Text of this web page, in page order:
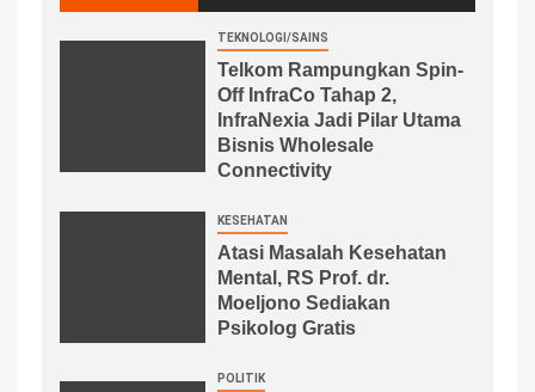
TEKNOLOGI/SAINS
Telkom Rampungkan Spin-
Off InfraCo Tahap 2,
InfraNexia Jadi Pilar Utama
Bisnis Wholesale
Connectivity
KESEHATAN
Atasi Masalah Kesehatan
Mental, RS Prof. dr.
Moeljono Sediakan
Psikolog Gratis
POLITIK